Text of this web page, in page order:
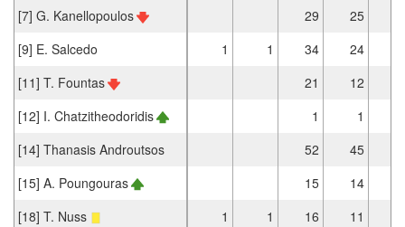
[7] G. Kanellopoulos 29
25
[9] E. Salcedo
1 1 34 24
[11] T. Fountas
21 12
[12] I. Chatzitheodoridis
1
1
[14] Thanasis Androutsos
52
45
[15] A. Poungouras
15
14
[18] T. Nuss
1 1 16
11